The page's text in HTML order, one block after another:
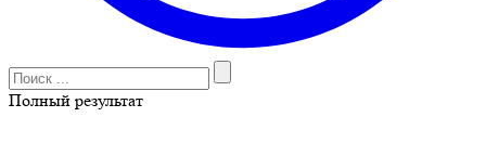
Полный результат